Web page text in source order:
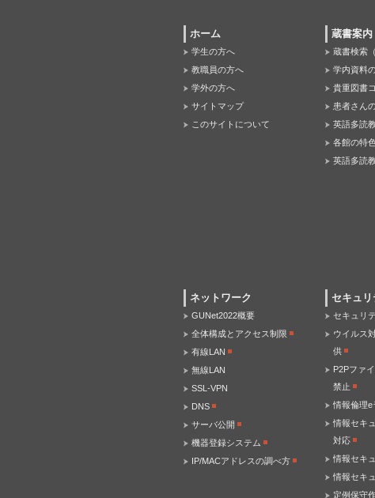
ホーム
学生の方へ
教職員の方へ
学外の方へ
サイトマップ
このサイトについて
蔵書案内
蔵書検索
学内資料
貴重図書
患者さん
英語多読
各館の特
英語多読
ネットワーク
GUNet2022概要
全体構成とアクセス制限
有線LAN
無線LAN
SSL-VPN
DNS
サーバ公開
機器登録システム
IP/MACアドレスの調べ方
セキュリ
セキュリ
ウイルス
供
P2Pファ
禁止
情報倫理e
情報セキ
対応
情報セキ
情報セキ
定例保守